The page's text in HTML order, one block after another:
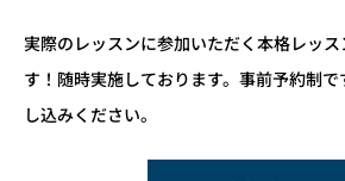
実際のレッスンに参加いただく本格レッ
す！随時実施しております。事前予約制
し込みください。